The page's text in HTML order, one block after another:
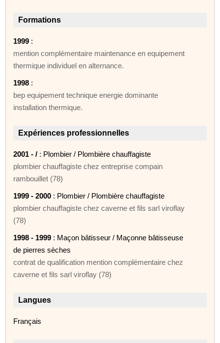
Formations
1999 :
mention complémentaire maintenance en equipement
thermique individuel en alternance.
1998 :
bep equipement technique energie dominante
installation thermique.
Expériences professionnelles
2001 - / : Plombier / Plombière chauffagiste
plombier chauffagiste chez entreprise compain
rambouillet (78)
1999 - 2000 : Plombier / Plombière chauffagiste
plombier chauffagiste chez caverne et fils sarl viroflay
(78)
1998 - 1999 : Maçon bâtisseur / Maçonne bâtisseuse
de pierres sèches
contrat de qualification mention complémentaire chez
caverne et fils sarl viroflay (78)
Langues
Français